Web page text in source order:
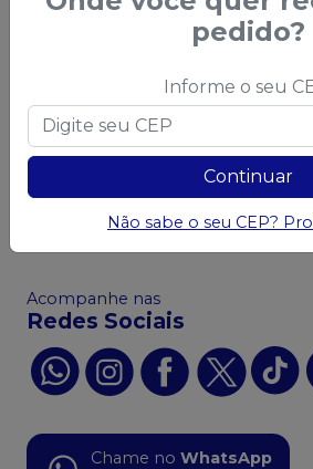
Política de Trocas e
Devoluções
Consumidor
Acompanhe nas
Redes Sociais
Chame no WhatsApp
pedido?
Informe o seu
Continuar
Não sabe o seu CEP?